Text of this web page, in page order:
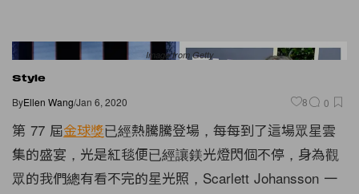
Image from Getty
Style
ByEllen Wang/Jan 6, 2020 8 0
第 77 屆金球獎已經熱騰騰登場，每每到了這場眾星雲
集的盛宴，光是紅毯便已經讓鎂光燈閃個不停，身為觀
眾的我們總有看不完的星光照，Scarlett Johansson 一